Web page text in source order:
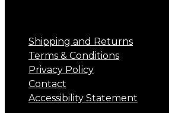
Shipping and Returns
Terms & Conditions
Privacy Policy
Contact
Accessibility Statement